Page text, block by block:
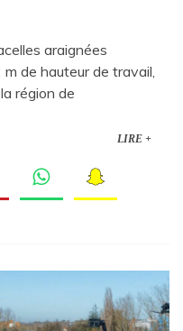
araignées
de hauteur de travail,
région de
LIRE +